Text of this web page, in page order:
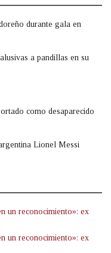
durante gala en
a pandillas en su
como desaparecido
Lionel Messi
un reconocimiento»: ex
un reconocimiento»: ex